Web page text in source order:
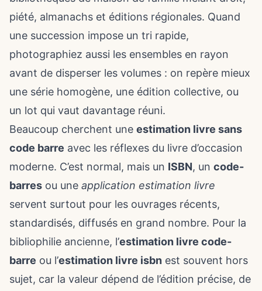
piété, almanachs et éditions régionales. Quand
une succession impose un tri rapide,
photographiez aussi les ensembles en rayon
avant de disperser les volumes : on repère mieux
une série homogène, une édition collective, ou
un lot qui vaut davantage réuni.
Beaucoup cherchent une estimation livre sans
code barre avec les réflexes du livre d’occasion
moderne. C’est normal, mais un ISBN, un code-
barres ou une application estimation livre
servent surtout pour les ouvrages récents,
standardisés, diffusés en grand nombre. Pour la
bibliophilie ancienne, l’estimation livre code-
barre ou l’estimation livre isbn est souvent hors
sujet, car la valeur dépend de l’édition précise, de